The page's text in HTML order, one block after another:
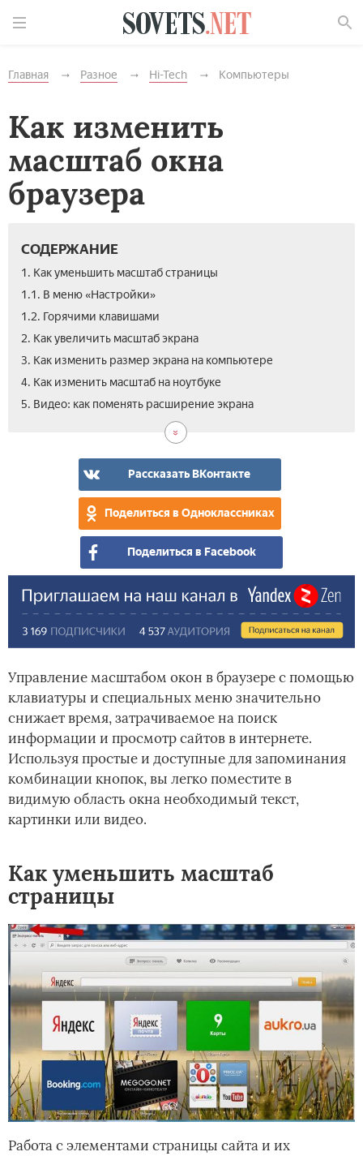
Главная Разное Hi-Tech Компьютеры
Как изменить
масштаб окна
браузера
СОДЕРЖАНИЕ
1. Как уменьшить масштаб страницы
1.1. В меню «Настройки»
1.2. Горячими клавишами
2. Как увеличить масштаб экрана
3. Как изменить размер экрана на компьютере
4. Как изменить масштаб на ноутбуке
5. Видео: как поменять расширение экрана
Рассказать ВКонтакте
Поделиться в Одноклассниках
Поделиться в Facebook
Управление масштабом окон в браузере с помощью
клавиатуры и специальных меню значительно
снижает время, затрачиваемое на поиск
информации и просмотр сайтов в интернете.
Используя простые и доступные для запоминания
комбинации кнопок, вы легко поместите в
видимую область окна необходимый текст,
картинки или видео.
Как уменьшить масштаб
страницы
Работа с элементами страницы сайта и их